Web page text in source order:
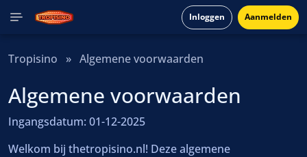
Inloggen Aanmelden
Tropisino » Algemene voorwaarden
Algemene voorwaarden
Ingangsdatum: 01-12-2025
Welkom bij thetropisino.nl! Deze algemene